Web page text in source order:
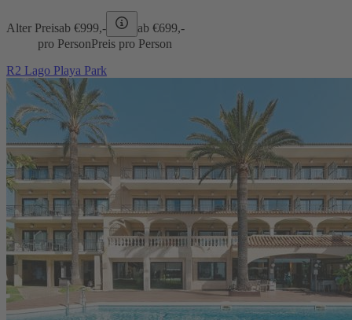
Alter Preisab €999,- ab €699,-
pro PersonPreis pro Person
R2 Lago Playa Park